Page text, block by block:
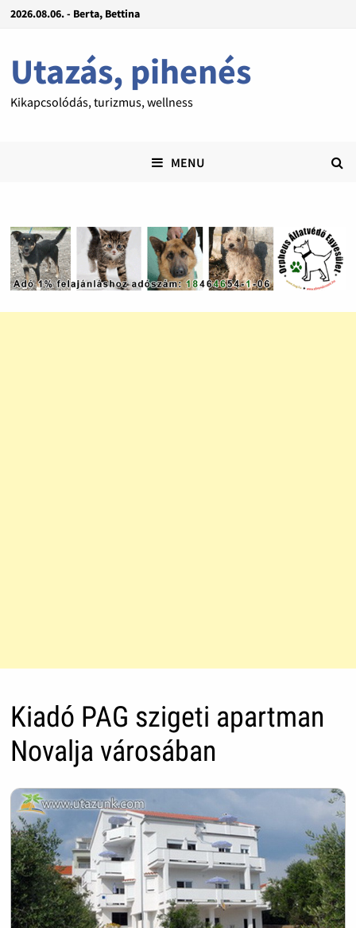
2026.08.06. - Berta, Bettina
Utazás, pihenés
Kikapcsolódás, turizmus, wellness
MENU
Kiadó PAG szigeti apartman
Novalja városában